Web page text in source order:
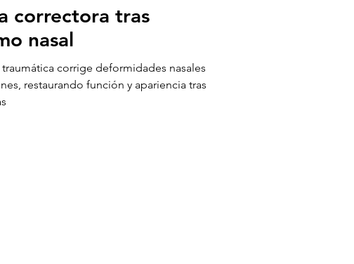
correctora tras
nasal
corrige deformidades nasales
restaurando función y apariencia tras